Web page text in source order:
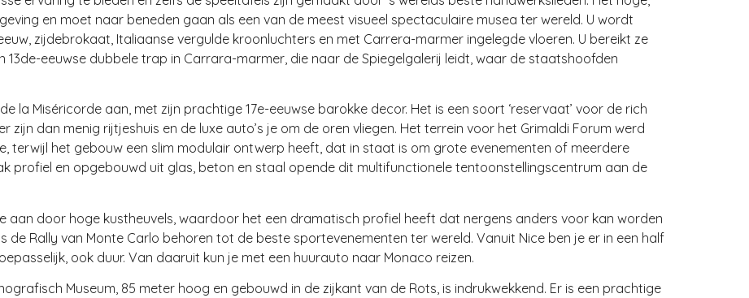
en moet naar beneden gaan als een van de meest visueel spectaculaire musea ter wereld. U wordt
zijdebrokaat, Italiaanse vergulde kroonluchters en met Carrera-marmer ingelegde vloeren. U bereikt ze
13de-eeuwse dubbele trap in Carrara-marmer, die naar de Spiegelgalerij leidt, waar de staatshoofden
la Miséricorde aan, met zijn prachtige 17e-eeuwse barokke decor. Het is een soort ‘reservaat’ voor de rich
dan menig rijtjeshuis en de luxe auto’s je om de oren vliegen. Het terrein voor het Grimaldi Forum werd
terwijl het gebouw een slim modulair ontwerp heeft, dat in staat is om grote evenementen of meerdere
profiel en opgebouwd uit glas, beton en staal opende dit multifunctionele tentoonstellingscentrum aan de
aan door hoge kustheuvels, waardoor het een dramatisch profiel heeft dat nergens anders voor kan worden
de Rally van Monte Carlo behoren tot de beste sportevenementen ter wereld. Vanuit Nice ben je er in een half
ook duur. Van daaruit kun je met een huurauto naar Monaco reizen.
Museum, 85 meter hoog en gebouwd in de zijkant van de Rots, is indrukwekkend. Er is een prachtige